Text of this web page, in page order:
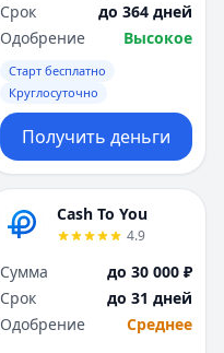
Саратов
Севастополь
Сочи
Сургут
Т
Тверь
Тольятти
Томск
Тула
Ульяновск
Уфа
Саратов
Севастополь
Сочи
Сургут
Т
Тверь
Тольятти
Томск
Тула
Ульяновск
Уфа
Срок
до 364 дней
Одобрение
Высокое
Старт бесплатно
Круглосуточно
Получить деньги
Cash To You
4.9
Сумма
до 30 000 ₽
Срок
до 31 дней
Одобрение
Среднее